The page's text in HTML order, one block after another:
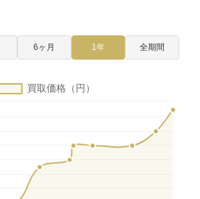
6ヶ月 1年 全期間